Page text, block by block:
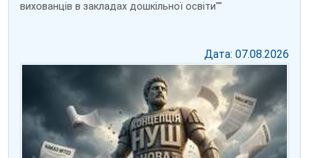
вихованців в закладах дошкільної освіти""
Дата: 07.08.2026